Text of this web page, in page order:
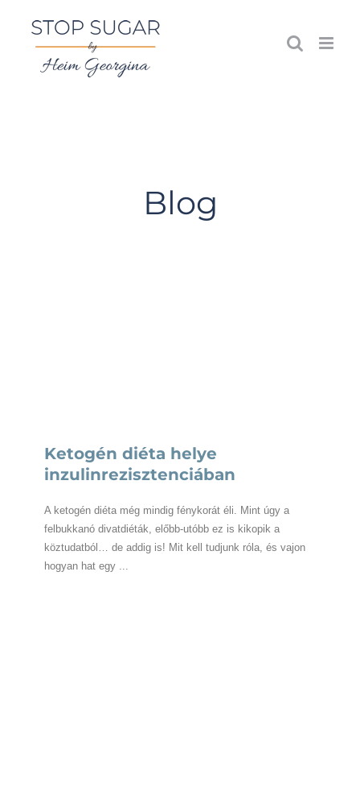
Blog
Ketogén diéta helye
inzulinrezisztenciában
A ketogén diéta még mindig fénykorát éli. Mint úgy a
felbukkanó divatdiéták, előbb-utóbb ez is kikopik a
köztudatból… de addig is! Mit kell tudjunk róla, és vajon
hogyan hat egy ...